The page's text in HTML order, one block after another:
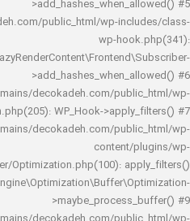
decokadeh.com/public_html/wp-
wp-
domains/decokadeh.com/
plugin.php(205): WP_Hook-
domains/decokadeh.com/
Buffer/Optimization.php(100):